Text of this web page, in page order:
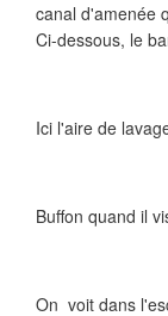
canal d'amenée
Ci-dessous, le
Ici l'aire de
Buffon quand il
On voit dans